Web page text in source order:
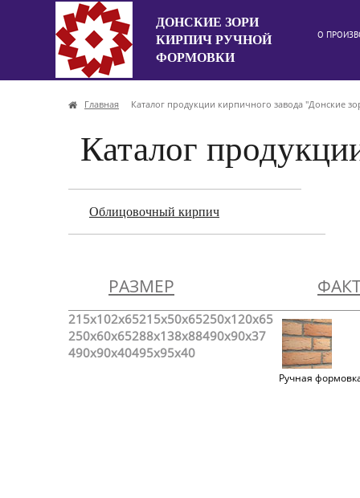
ДОНСКИЕ ЗОРИ
КИРПИЧ РУЧНОЙ
ФОРМОВКИ
О
Главная Каталог продукции кирпичного завода "Донские
Каталог
Облицовочный кирпич
РАЗМЕР
215x102x65215x50x65250x120x65
250x60x65288x138x88490x90x37
490x90x40495x95x40
Ручная